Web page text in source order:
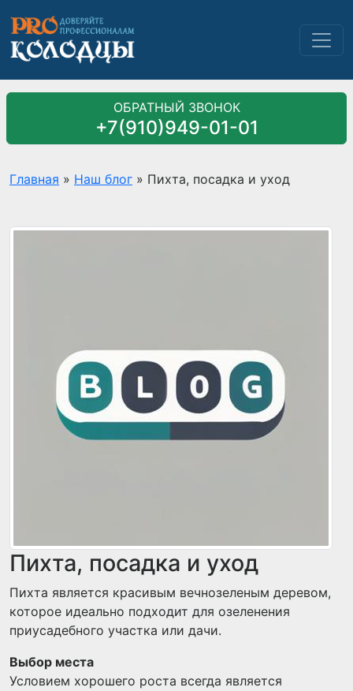
ОБРАТНЫЙ ЗВОНОК
+7(910)949-01-01
Главная » Наш блог » Пихта, посадка и уход
Пихта, посадка и уход
Пихта является красивым вечнозеленым деревом,
которое идеально подходит для озеленения
приусадебного участка или дачи.
Выбор места
Условием хорошего роста всегда является